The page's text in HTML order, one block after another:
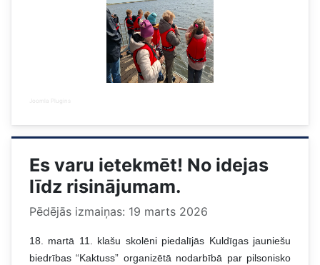
Joomla Plugins
Es varu ietekmēt! No idejas
līdz risinājumam.
Pēdējās izmaiņas: 19 marts 2026
18. martā 11. klašu skolēni piedalījās Kuldīgas jauniešu
biedrības “Kaktuss” organizētā nodarbībā par pilsonisko